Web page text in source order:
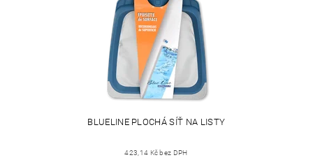
BLUELINE PLOCHÁ SÍŤ NA LISTY
423,14 Kč bez DPH